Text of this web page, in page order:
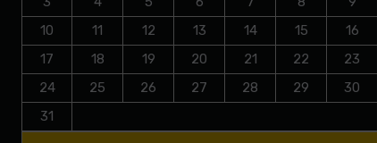
10
11 12 13 14 15
16
17
18 19 20 21 22
23
24
25 26 27 28 29
30
31